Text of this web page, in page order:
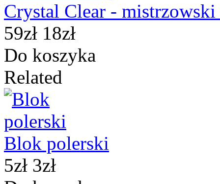
Crystal Clear -
59zł 18zł
Do koszyka
Related
Blok polerski
5zł 3zł